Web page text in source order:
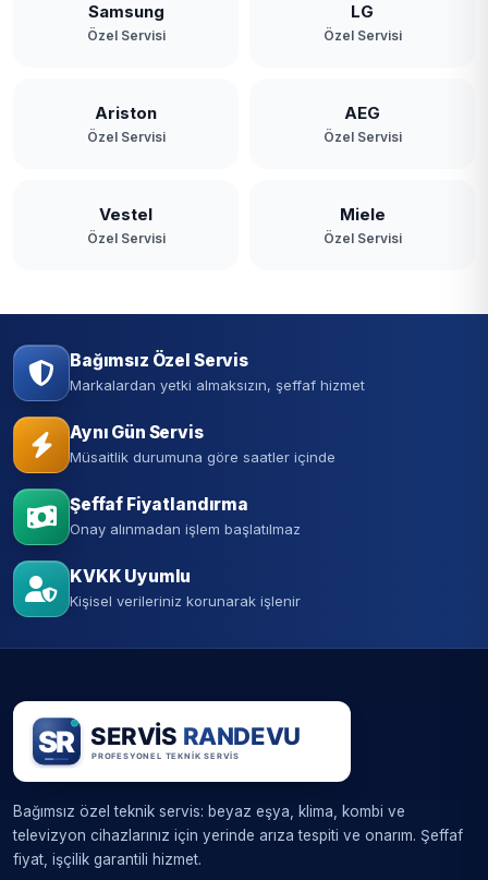
Samsung
Özel Servisi
LG
Özel Servisi
Ariston
Özel Servisi
AEG
Özel Servisi
Vestel
Özel Servisi
Miele
Özel Servisi
Bağımsız Özel Servis
Markalardan yetki almaksızın, şeffaf hizmet
Aynı Gün Servis
Müsaitlik durumuna göre saatler içinde
Şeffaf Fiyatlandırma
Onay alınmadan işlem başlatılmaz
KVKK Uyumlu
Kişisel verileriniz korunarak işlenir
Bağımsız özel teknik servis: beyaz eşya, klima, kombi ve
televizyon cihazlarınız için yerinde arıza tespiti ve onarım. Şeffaf
fiyat, işçilik garantili hizmet.